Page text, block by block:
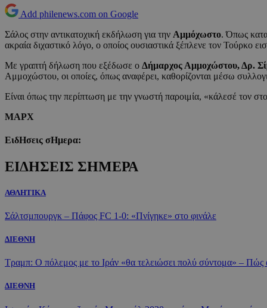
Add philenews.com on Google
Σάλος στην αντικατοχική εκδήλωση για την Αμμόχωστο. Όπως
ακραία διχαστικό λόγο, ο οποίος ουσιαστικά ξέπλενε τον Τούρκο
Με γραπτή δήλωση που εξέδωσε ο Δήμαρχος Αμμοχώστου, Δρ.
Αμμοχώστου, οι οποίες, όπως αναφέρει, καθορίζονται μέσω
Είναι όπως την περίπτωση με την γνωστή παροιμία, «κάλεσέ τον
ΜΑΡΧ
ΕιδΗσεις σΗμερα:
ΕΙΔΗΣΕΙΣ ΣΗΜΕΡΑ
ΑΘΛΗΤΙΚΑ
Σάλτσμπουργκ – Πάφος FC 1-0: «Πνίγηκε» στο φινάλε
ΔΙΕΘΝΗ
Τραμπ: Ο πόλεμος με το Ιράν «θα τελειώσει πολύ σύντομα» – Πώς
ΔΙΕΘΝΗ